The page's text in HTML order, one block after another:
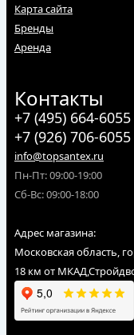
Карта сайта
Бренды
Аренда
Контакты
+7 (495) 664-6055
+7 (926) 706-6055
info@topsantex.ru
Пн-Пт: 09:00-19:00
Сб-Вс: 09:00-18:00
Адрес магазина:
Московская область,
18 км от